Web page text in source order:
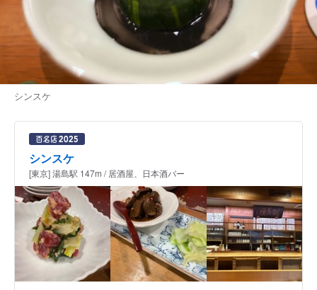
シンスケ
シンスケ
[東京] 湯島駅 147m / 居酒屋、日本酒バー